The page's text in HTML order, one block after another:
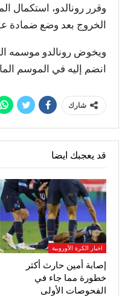
وقرر رونالدو، استكمال
الخروج بعد وضع ضمادة
ويخوض رونالدو موسمه
انضم إليه في الموسم
شارك
قد يعجبك ايضا
اخبار الكرة الأوروبية
إصابة أمين حارث أكثر
خطورة مما جاء في
الفحوصات الأولى